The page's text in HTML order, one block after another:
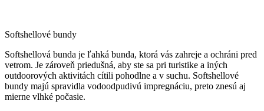
Softshellové bundy
Softshellová bunda je ľahká bunda, ktorá vás zahreje a ochráni pred
vetrom. Je zároveň priedušná, aby ste sa pri turistike a iných
outdoorových aktivitách cítili pohodlne a v suchu. Softshellové
bundy majú spravidla vodoodpudivú impregnáciu, preto znesú aj
mierne vlhké počasie.